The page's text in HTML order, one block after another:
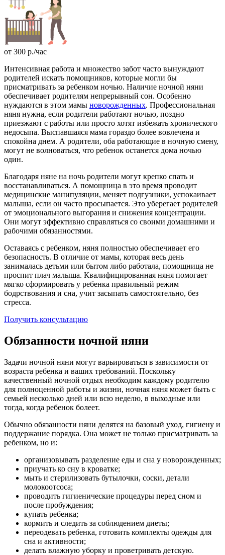
от 300 р./час
Интенсивная работа и множество забот часто вынуждают
родителей искать помощников, которые могли бы
присматривать за ребенком ночью. Наличие ночной няни
обеспечивает родителям непрерывный сон. Особенно
нуждаются в этом мамы новорожденных. Профессиональная
няня нужна, если родители работают ночью, поздно
приезжают с работы или просто хотят избежать хронического
недосыпа. Выспавшаяся мама гораздо более вовлечена и
спокойна днем. А родители, оба работающие в ночную смену,
могут не волноваться, что ребенок останется дома ночью
один.
Благодаря няне на ночь родители могут крепко спать и
восстанавливаться. А помощница в это время проводит
медицинские манипуляции, меняет подгузники, успокаивает
малыша, если он часто просыпается. Это уберегает родителей
от эмоционального выгорания и снижения концентрации.
Они могут эффективно справляться со своими домашними и
рабочими обязанностями.
Оставаясь с ребенком, няня полностью обеспечивает его
безопасность. В отличие от мамы, которая весь день
занималась детьми или бытом либо работала, помощница не
проспит плач малыша. Квалифицированная няня помогает
мягко сформировать у ребенка правильный режим
бодрствования и сна, учит засыпать самостоятельно, без
стресса.
Получить консультацию
Обязанности ночной няни
Задачи ночной няни могут варьироваться в зависимости от
возраста ребенка и ваших требований. Поскольку
качественный ночной отдых необходим каждому родителю
для полноценной работы и жизни, ночная няня может быть с
семьей несколько дней или всю неделю, в выходные или
тогда, когда ребенок болеет.
Обычно обязанности няни делятся на базовый уход, гигиену и
поддержание порядка. Она может не только присматривать за
ребенком, но и:
организовывать разделение еды и сна у новорожденных;
приучать ко сну в кроватке;
мыть и стерилизовать бутылочки, соски, детали
молокоотсоса;
проводить гигиенические процедуры перед сном и
после пробуждения;
купать ребенка;
кормить и следить за соблюдением диеты;
переодевать ребенка, готовить комплекты одежды для
сна и активности;
делать влажную уборку и проветривать детскую.